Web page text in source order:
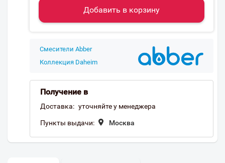
Добавить в корзину
Смесители Abber
Коллекция Daheim
Получение в
Доставка: уточняйте у менеджера
Пункты выдачи: Москва